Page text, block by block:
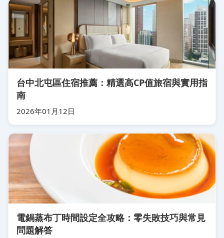
台中北屯區住宿推薦：精選高CP值旅宿與實用指
南
2026年01月12日
電鍋蒸布丁時間設定全攻略：零失敗技巧與常見
問題解答